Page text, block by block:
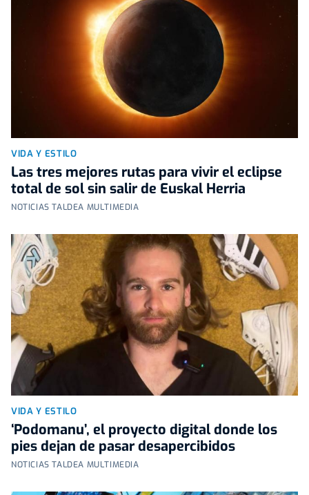
VIDA Y ESTILO
Las tres mejores rutas para vivir el eclipse
total de sol sin salir de Euskal Herria
NOTICIAS TALDEA MULTIMEDIA
VIDA Y ESTILO
‘Podomanu’, el proyecto digital donde los
pies dejan de pasar desapercibidos
NOTICIAS TALDEA MULTIMEDIA